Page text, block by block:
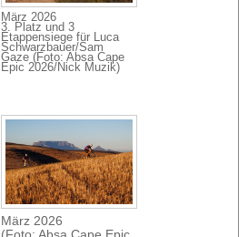
März 2026
3. Platz und 3
Etappensiege für Luca
Schwarzbauer/Sam
Gaze (Foto: Absa Cape
Epic 2026/Nick Muzik)
März 2026